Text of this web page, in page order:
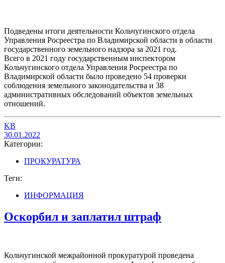
Подведены итоги деятельности Кольчугинского отдела
Управления Росреестра по Владимирской области в области
государственного земельного надзора за 2021 год.
Всего в 2021 году государственным инспектором
Кольчугинского отдела Управления Росреестра по
Владимирской области было проведено 54 проверки
соблюдения земельного законодательства и 38
административных обследований объектов земельных
отношений.
KB
30.01.2022
Категории:
ПРОКУРАТУРА
Теги:
ИНФОРМАЦИЯ
Оскорбил и заплатил штраф
Кольчугинской межрайонной прокуратурой проведена